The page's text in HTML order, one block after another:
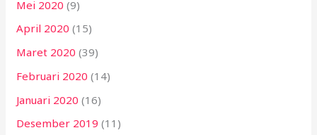
Mei 2020 (9)
April 2020 (15)
Maret 2020 (39)
Februari 2020 (14)
Januari 2020 (16)
Desember 2019 (11)